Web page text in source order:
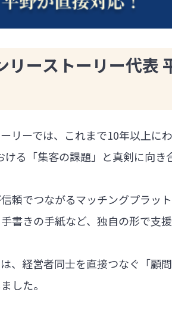
リーストーリー代表
リーでは、これまで10年以上にわ
る「集客の課題」と真剣に向き
頼でつながるマッチングプラット
書きの手紙など、独自の形で支援
、経営者同士を直接つなぐ「顧
した。